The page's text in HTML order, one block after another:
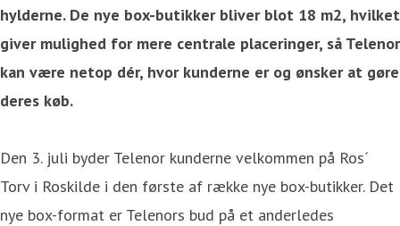
hylderne. De nye box-butikker bliver blot 18 m2, hvilket
giver mulighed for mere centrale placeringer, så Telenor
kan være netop dér, hvor kunderne er og ønsker at gøre
deres køb.
Den 3. juli byder Telenor kunderne velkommen på Ros´
Torv i Roskilde i den første af række nye box-butikker. Det
nye box-format er Telenors bud på et anderledes